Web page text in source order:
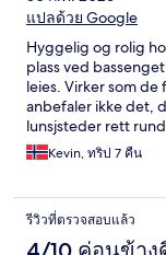
แปลด้วย Google
Hyggelig og rolig
plass ved
leies. Virker som
anbefaler ikke det,
lunsjsteder rett
Generelt hyggelig
Kevin, ทริป 7 คืน
รีวิวที่ตรวจสอบแล้ว